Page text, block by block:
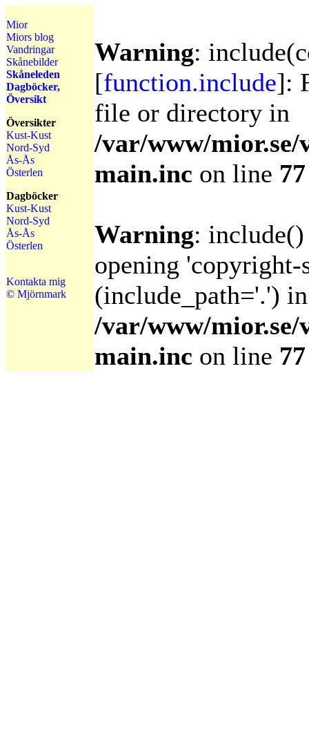
Mior
Miors blog
Vandringar
Skånebilder
Skåneleden
Dagböcker,
Översikt
Översikter
Kust-Kust
Nord-Syd
Ås-Ås
Österlen
Dagböcker
Kust-Kust
Nord-Syd
Ås-Ås
Österlen
Kontakta mig
© Mjörnmark
Warning:
[function.include]:
file or directory in
/var/www/mior.se/
main.inc on line 77
Warning:
opening
(include_path='.') in
/var/www/mior.se/
main.inc on line 77